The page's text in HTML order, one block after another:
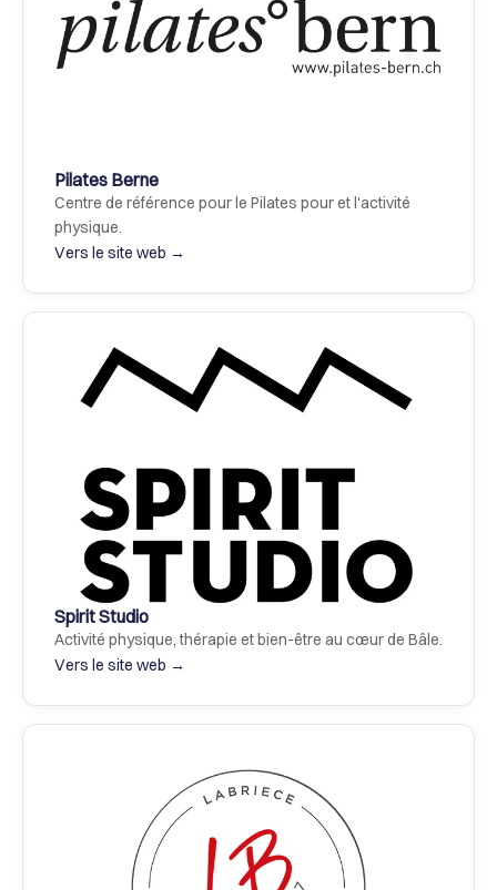
Pilates Berne
Centre de référence pour le Pilates pour et l'activité
physique.
Vers le site web →
Spirit Studio
Activité physique, thérapie et bien-être au cœur de Bâle.
Vers le site web →